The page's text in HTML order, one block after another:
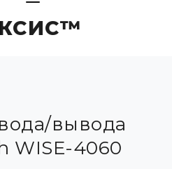
вывода
WISE-4060